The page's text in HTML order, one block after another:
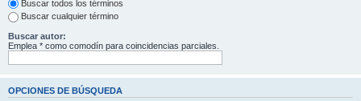
Buscar todos los términos
Buscar cualquier término
Buscar autor:
Emplea * como comodín para coincidencias parciales.
OPCIONES DE BÚSQUEDA